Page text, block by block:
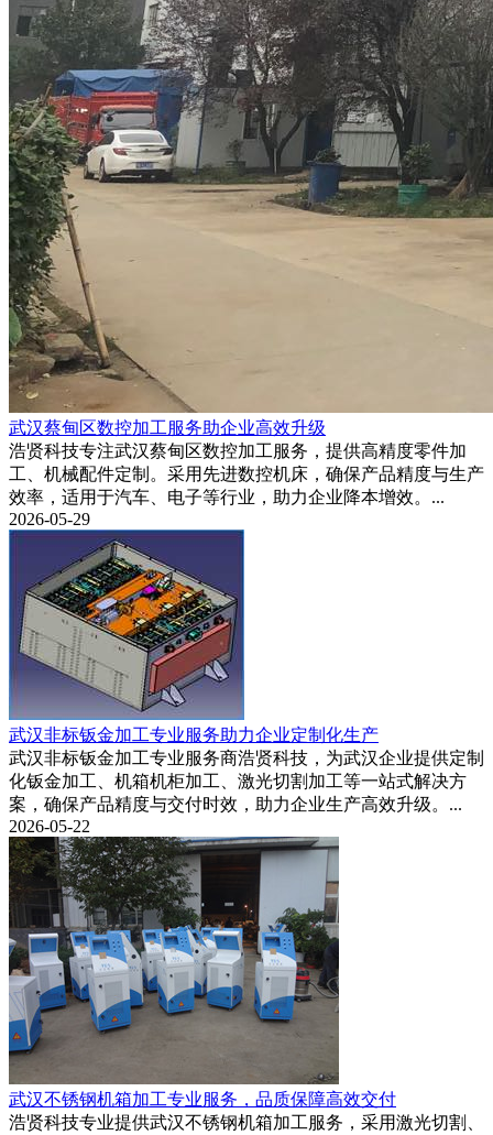
武汉蔡甸区数控加工服务助企业高效升级
浩贤科技专注武汉蔡甸区数控加工服务，提供高精度零件加
工、机械配件定制。采用先进数控机床，确保产品精度与生产
效率，适用于汽车、电子等行业，助力企业降本增效。...
2026-05-29
武汉非标钣金加工专业服务助力企业定制化生产
武汉非标钣金加工专业服务商浩贤科技，为武汉企业提供定制
化钣金加工、机箱机柜加工、激光切割加工等一站式解决方
案，确保产品精度与交付时效，助力企业生产高效升级。...
2026-05-22
武汉不锈钢机箱加工专业服务，品质保障高效交付
浩贤科技专业提供武汉不锈钢机箱加工服务，采用激光切割、